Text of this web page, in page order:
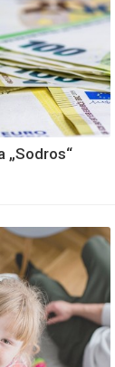
„Sodros“